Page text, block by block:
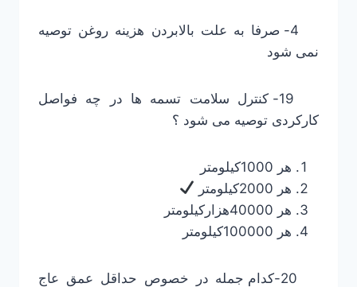
4- صرفا به علت بالابردن هزینه روغن توصیه
نمی شود
19- کنترل سلامت تسمه ها در چه فواصل
کارکردی توصیه می شود ؟
هر 1000کیلومتر
هر 2000کیلومتر
هر 40000هزارکیلومتر
هر 100000کیلومتر
20-کدام جمله در خصوص حداقل عمق عاج